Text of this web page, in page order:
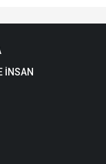
İNSAN